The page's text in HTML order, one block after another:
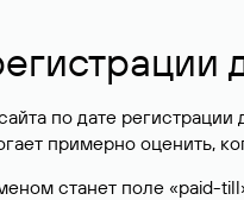
по дате
примерно оценить,
станет поле «paid-